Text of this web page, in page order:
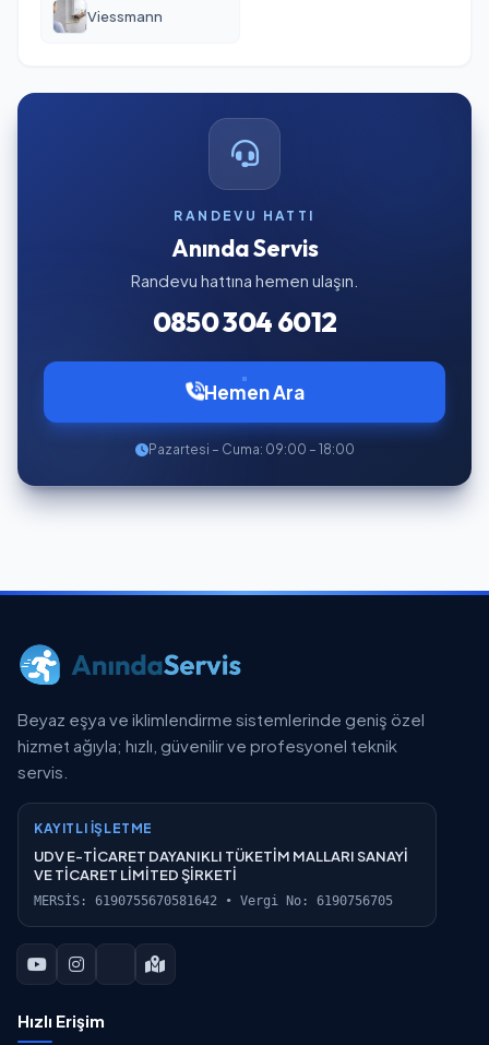
Viessmann
RANDEVU HATTI
Anında Servis
Randevu hattına hemen ulaşın.
0850 304 6012
Hemen Ara
Pazartesi – Cuma: 09:00 – 18:00
Beyaz eşya ve iklimlendirme sistemlerinde geniş özel
hizmet ağıyla; hızlı, güvenilir ve profesyonel teknik
servis.
KAYITLI İŞLETME
UDV E-TİCARET DAYANIKLI TÜKETİM MALLARI SANAYİ
VE TİCARET LİMİTED ŞİRKETİ
MERSİS: 6190755670581642 • Vergi No: 6190756705
Hızlı Erişim